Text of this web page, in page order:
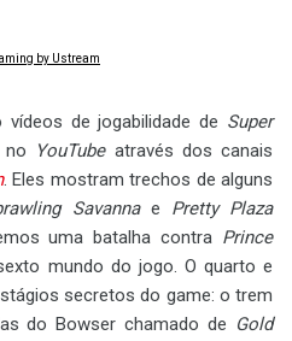
by Ustream
de jogabilidade de Super
YouTubeatravés dos canais
. Eles mostram trechos de alguns
Savannae Pretty Plaza
uma batalha contra Prince
mundo do jogo. O quarto e
secretos do game: o trem
do Bowser chamado de Gold